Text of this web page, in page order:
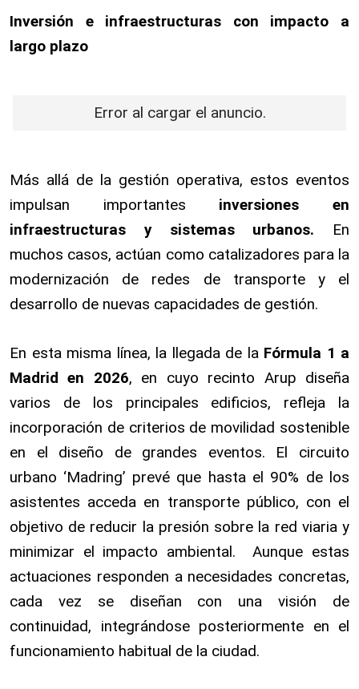
Inversión e infraestructuras con impacto a
largo plazo
Error al cargar el anuncio.
Más allá de la gestión operativa, estos eventos
impulsan importantes inversiones en
infraestructuras y sistemas urbanos. En
muchos casos, actúan como catalizadores para la
modernización de redes de transporte y el
desarrollo de nuevas capacidades de gestión.
En esta misma línea, la llegada de la Fórmula 1 a
Madrid en 2026, en cuyo recinto Arup diseña
varios de los principales edificios, refleja la
incorporación de criterios de movilidad sostenible
en el diseño de grandes eventos. El circuito
urbano ‘Madring’ prevé que hasta el 90% de los
asistentes acceda en transporte público, con el
objetivo de reducir la presión sobre la red viaria y
minimizar el impacto ambiental. Aunque estas
actuaciones responden a necesidades concretas,
cada vez se diseñan con una visión de
continuidad, integrándose posteriormente en el
funcionamiento habitual de la ciudad.